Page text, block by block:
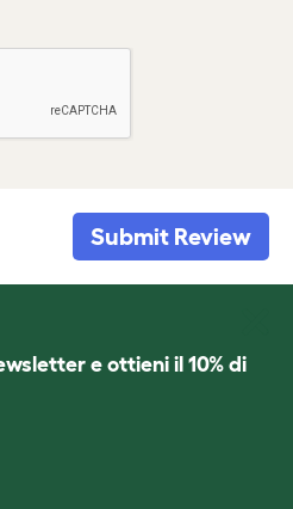
Submit Review
e ottieni il 10% di